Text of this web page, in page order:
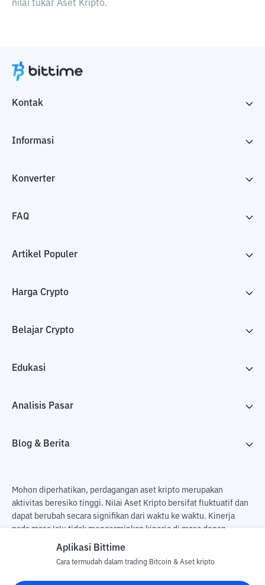
nilai tukar Aset Kripto.
Kontak
Informasi
Konverter
FAQ
Artikel Populer
Harga Crypto
Belajar Crypto
Edukasi
Analisis Pasar
Blog & Berita
Mohon diperhatikan, perdagangan aset kripto merupakan
aktivitas beresiko tinggi. Nilai Aset Kripto bersifat fluktuatif dan
dapat berubah secara signifikan dari waktu ke waktu. Kinerja
pada masa lalu tidak mencerminkan kinerja di masa depan.
Terdapat risiko kehilangan sebagai dampak dari membeli dan
pengguna. PT Utama Aset Digital Indonesia (Bittime) tidak
bertanggung jawab atas perubahan fluktuasi dari nilai tukar Aset
Aplikasi Bittime
Cara termudah dalam trading Bitcoin & Aset kripto